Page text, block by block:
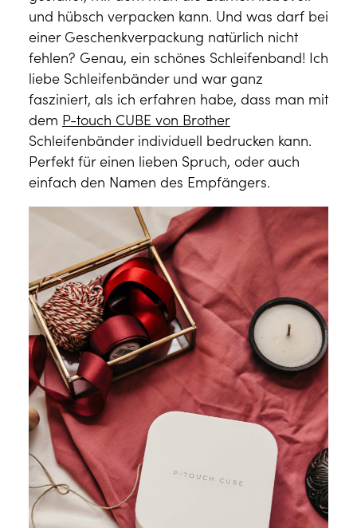
und hübsch verpacken kann. Und was darf bei
einer Geschenkverpackung natürlich nicht
fehlen? Genau, ein schönes Schleifenband! Ich
liebe Schleifenbänder und war ganz
fasziniert, als ich erfahren habe, dass man mit
dem P-touch CUBE von Brother
Schleifenbänder individuell bedrucken kann.
Perfekt für einen lieben Spruch, oder auch
einfach den Namen des Empfängers.